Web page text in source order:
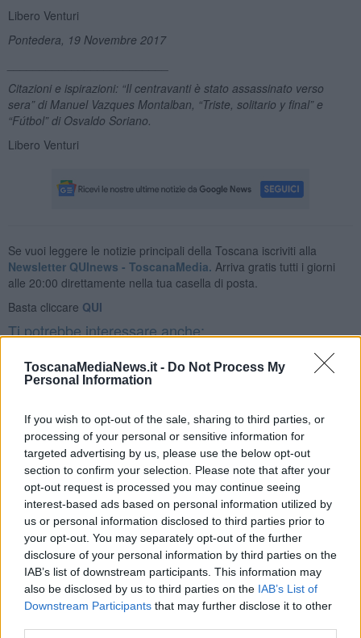
ToscanaMediaNews.it - Do Not Process My
Personal Information
If you wish to opt-out of the sale, sharing to third parties, or
processing of your personal or sensitive information for
targeted advertising by us, please use the below opt-out
section to confirm your selection. Please note that after your
opt-out request is processed you may continue seeing
interest-based ads based on personal information utilized by
us or personal information disclosed to third parties prior to
your opt-out. You may separately opt-out of the further
disclosure of your personal information by third parties on the
IAB’s list of downstream participants. This information may
also be disclosed by us to third parties on the IAB’s List of
Downstream Participants that may further disclose it to other
Libero Venturi
Pontedera, 19 Novembre 2017
Citazioni e ispirazioni: “Il centravanti è stato assassinato verso
sera” di Manuel Vazques Montalban , “Triste, solitario y final” e
“Fútbol” di Osvaldo Soriano.
Libero Venturi
Se vuoi leggere le notizie principali della Toscana iscriviti alla
Newsletter QUInews - ToscanaMedia. Arriva gratis tutti i giorni
alle 20:00 direttamente nella tua casella di posta.
Basta cliccare QUI
Ti potrebbe interessare anche:
Articoli dal Blog “Pensieri della domenica” di Libero Venturi
​Agorà reloaded
​L’urlo e gli inglesi
Carrà
Può darsi
Europei
Acciaio
Il Presidente
​Il Giro
Insopportabile
​Mentre
Luana
​Ci vuole Fedez
​Cronaca di un vaccino annunciato
​Liberazione
Esternazioni